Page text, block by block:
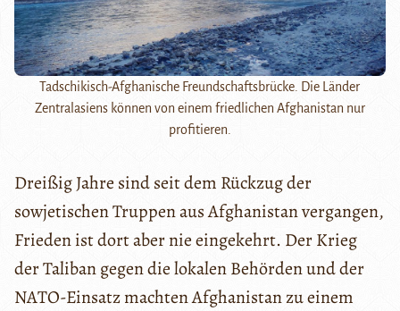
Tadschikisch-Afghanische Freundschaftsbrücke. Die Länder
Zentralasiens können von einem friedlichen Afghanistan nur
profitieren.
Dreißig Jahre sind seit dem Rückzug der
sowjetischen Truppen aus Afghanistan vergangen,
Frieden ist dort aber nie eingekehrt. Der Krieg
der Taliban gegen die lokalen Behörden und der
NATO-Einsatz machten Afghanistan zu einem